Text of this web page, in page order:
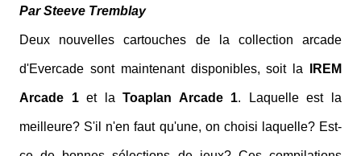
Par Steeve Tremblay
Deux nouvelles cartouches de la collection arcade
d'Evercade sont maintenant disponibles, soit la IREM
Arcade 1et la Toaplan Arcade 1. Laquelle est la
meilleure? S'il n'en faut qu'une, on choisi laquelle? Est-